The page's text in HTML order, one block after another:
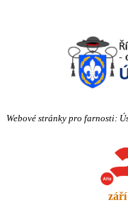
Webové stránky pro farnosti:
září